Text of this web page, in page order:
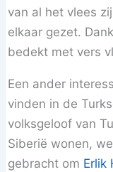
van al het vlees
elkaar gezet.
bedekt met vers
Een ander
vinden in de
volksgeloof van
Siberië wonen,
gebracht om Erlik